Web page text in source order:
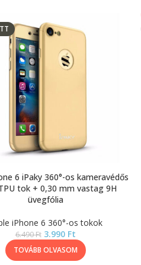
6 iPaky 360°-os kameravédős
tok + 0,30 mm vastag 9H
üvegfólia
iPhone 6 360°-os tokok
6.490Ft 3.990 Ft
TOVÁBB OLVASOM